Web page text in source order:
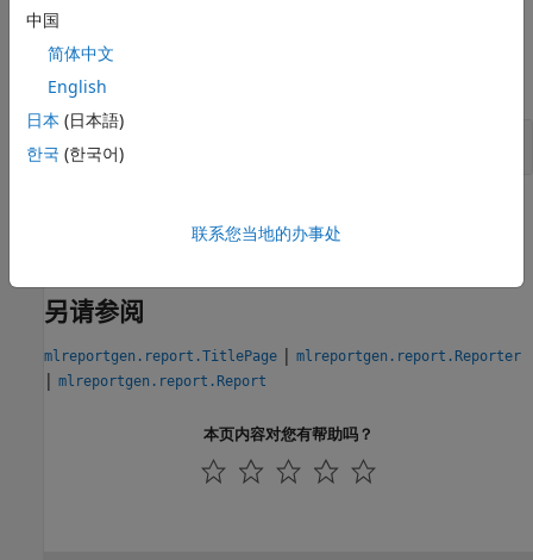
示例
全部展开
使用非默认标题页图像样式
另请参阅
mlreportgen.report.TitlePage | mlreportgen.report.Reporter
| mlreportgen.report.Report
本页内容对您有帮助吗？
中国
简体中文
English
日本 (日本語)
한국 (한국어)
联系您当地的办事处